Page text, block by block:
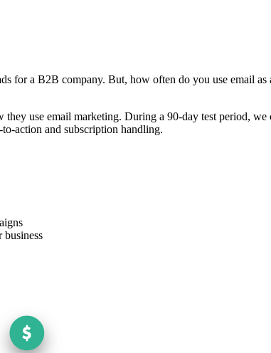
for a B2B company. But, how often do you use email
use email marketing. During a 90-day test period,
action and subscription handling.